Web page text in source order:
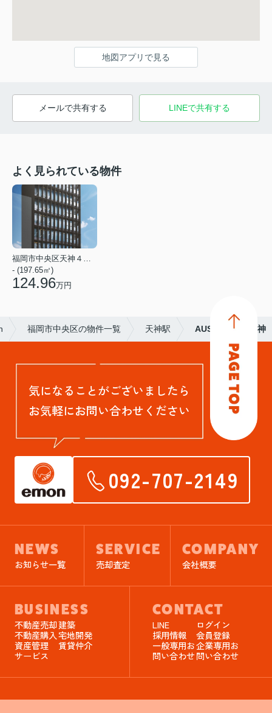
地図アプリで見る
メールで共有する LINEで共有する
よく見られている物件
- (197.65㎡)
124.96万円
福岡市中央区の物件一覧 天神駅 AUSPICE福岡天神
気になることがございましたら
お気軽にお問い合わせください
092-707-2149
NEWS
お知らせ一覧
SERVICE
売却査定
COMPANY
会社概要
BUSINESS
不動産売却建築
不動産購入宅地開発
資産管理
サービス
賃貸仲介
CONTACT
LINE
ログイン
採用情報
会員登録
一般専用お
問い合わせ
企業専用お
問い合わせ